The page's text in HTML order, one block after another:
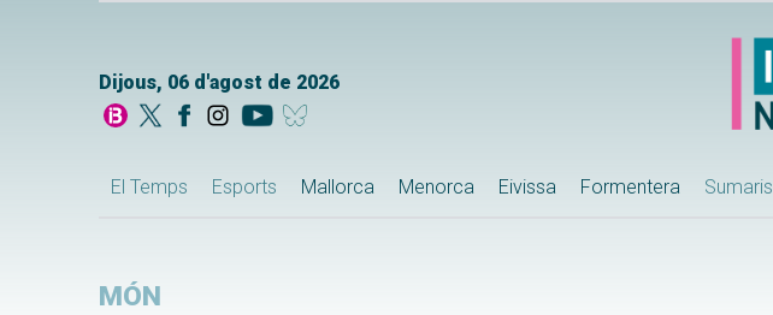
Dijous, 06 d'agost de 2026
El Temps Esports Mallorca Menorca Eivissa Formentera Sumaris
MÓN